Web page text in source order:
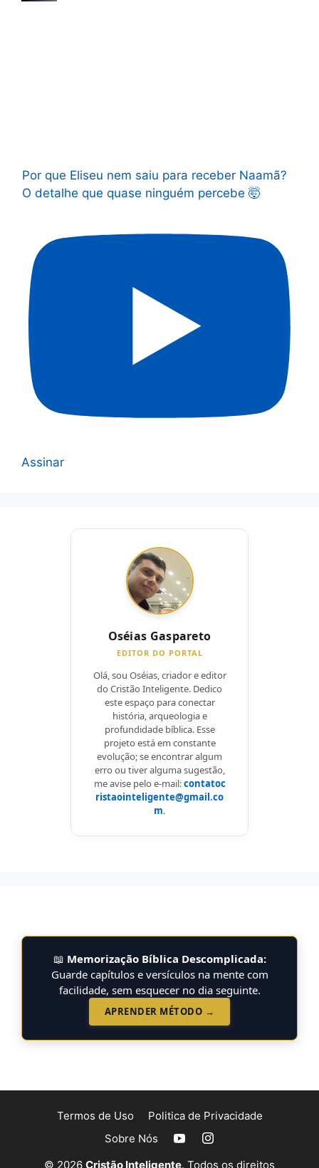
Por que Eliseu nem saiu para receber Naamã?
O detalhe que quase ninguém percebe 🤯
Assinar
Oséias Gaspareto
EDITOR DO PORTAL
Olá, sou Oséias, criador e editor
do Cristão Inteligente. Dedico
este espaço para conectar
história, arqueologia e
profundidade bíblica. Esse
projeto está em constante
evolução; se encontrar algum
erro ou tiver alguma sugestão,
me avise pelo e-mail:contatoc
ristaointeligente@gmail.co
m.
📖 Memorização Bíblica Descomplicada:
Guarde capítulos e versículos na mente com
facilidade, sem esquecer no dia seguinte.
APRENDER MÉTODO →
Termos de Uso
Politica de Privacidade
Sobre Nós
© 2026 Cristão Inteligente. Todos os direitos